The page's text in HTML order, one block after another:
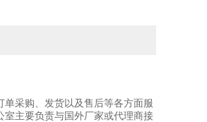
采购、发货以及售后等各方面服
主要负责与国外厂家或代理商接